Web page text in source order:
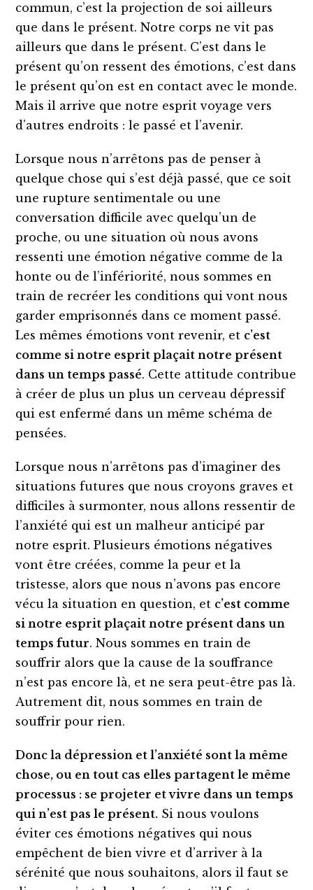
commun, c’est la projection de soi ailleurs
que dans le présent. Notre corps ne vit pas
ailleurs que dans le présent. C’est dans le
présent qu’on ressent des émotions, c’est dans
le présent qu’on est en contact avec le monde.
Mais il arrive que notre esprit voyage vers
d’autres endroits : le passé et l’avenir.
Lorsque nous n’arrêtons pas de penser à
quelque chose qui s’est déjà passé, que ce soit
une rupture sentimentale ou une
conversation difficile avec quelqu’un de
proche, ou une situation où nous avons
ressenti une émotion négative comme de la
honte ou de l’infériorité, nous sommes en
train de recréer les conditions qui vont nous
garder emprisonnés dans ce moment passé.
Les mêmes émotions vont revenir, et c’est
comme si notre esprit plaçait notre présent
dans un temps passé. Cette attitude contribue
à créer de plus un plus un cerveau dépressif
qui est enfermé dans un même schéma de
pensées.
Lorsque nous n’arrêtons pas d’imaginer des
situations futures que nous croyons graves et
difficiles à surmonter, nous allons ressentir de
l’anxiété qui est un malheur anticipé par
notre esprit. Plusieurs émotions négatives
vont être créées, comme la peur et la
tristesse, alors que nous n’avons pas encore
vécu la situation en question, et c’est comme
si notre esprit plaçait notre présent dans un
temps futur. Nous sommes en train de
souffrir alors que la cause de la souffrance
n’est pas encore là, et ne sera peut-être pas là.
Autrement dit, nous sommes en train de
souffrir pour rien.
Donc la dépression et l’anxiété sont la même
chose, ou en tout cas elles partagent le même
processus : se projeter et vivre dans un temps
qui n’est pas le présent. Si nous voulons
éviter ces émotions négatives qui nous
empêchent de bien vivre et d’arriver à la
sérénité que nous souhaitons, alors il faut se